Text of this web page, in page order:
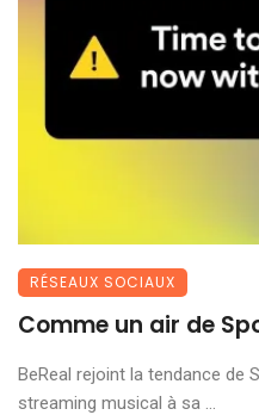
RÉSEAUX SOCIAUX
Comme un air de
BeReal rejoint la tendance de
streaming musical à sa ...